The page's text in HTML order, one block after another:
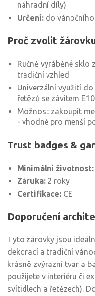
náhradní díly)
Určení: do
Proč zvolit
Ručně vyráběné sklo
tradiční vzhled
Univerzální využití
řetězů se závitem E10
Možnost zakoupit
- vhodné pro menší
Trust badges &
Minimální životnost:
Záruka: 2 roky
Certifikace: CE
Doporučení
Tyto žárovky jsou
dekorací a tradiční
krásně zvýrazní tvar a
použijete v interiéru či
svítidlech a řetězech).